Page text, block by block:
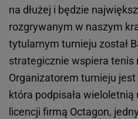
na dłużej i będzie
rozgrywanym w naszym
tytularnym turnieju został
strategicznie wspiera tenis
Organizatorem turnieju
która podpisała
licencji firmą Octagon,